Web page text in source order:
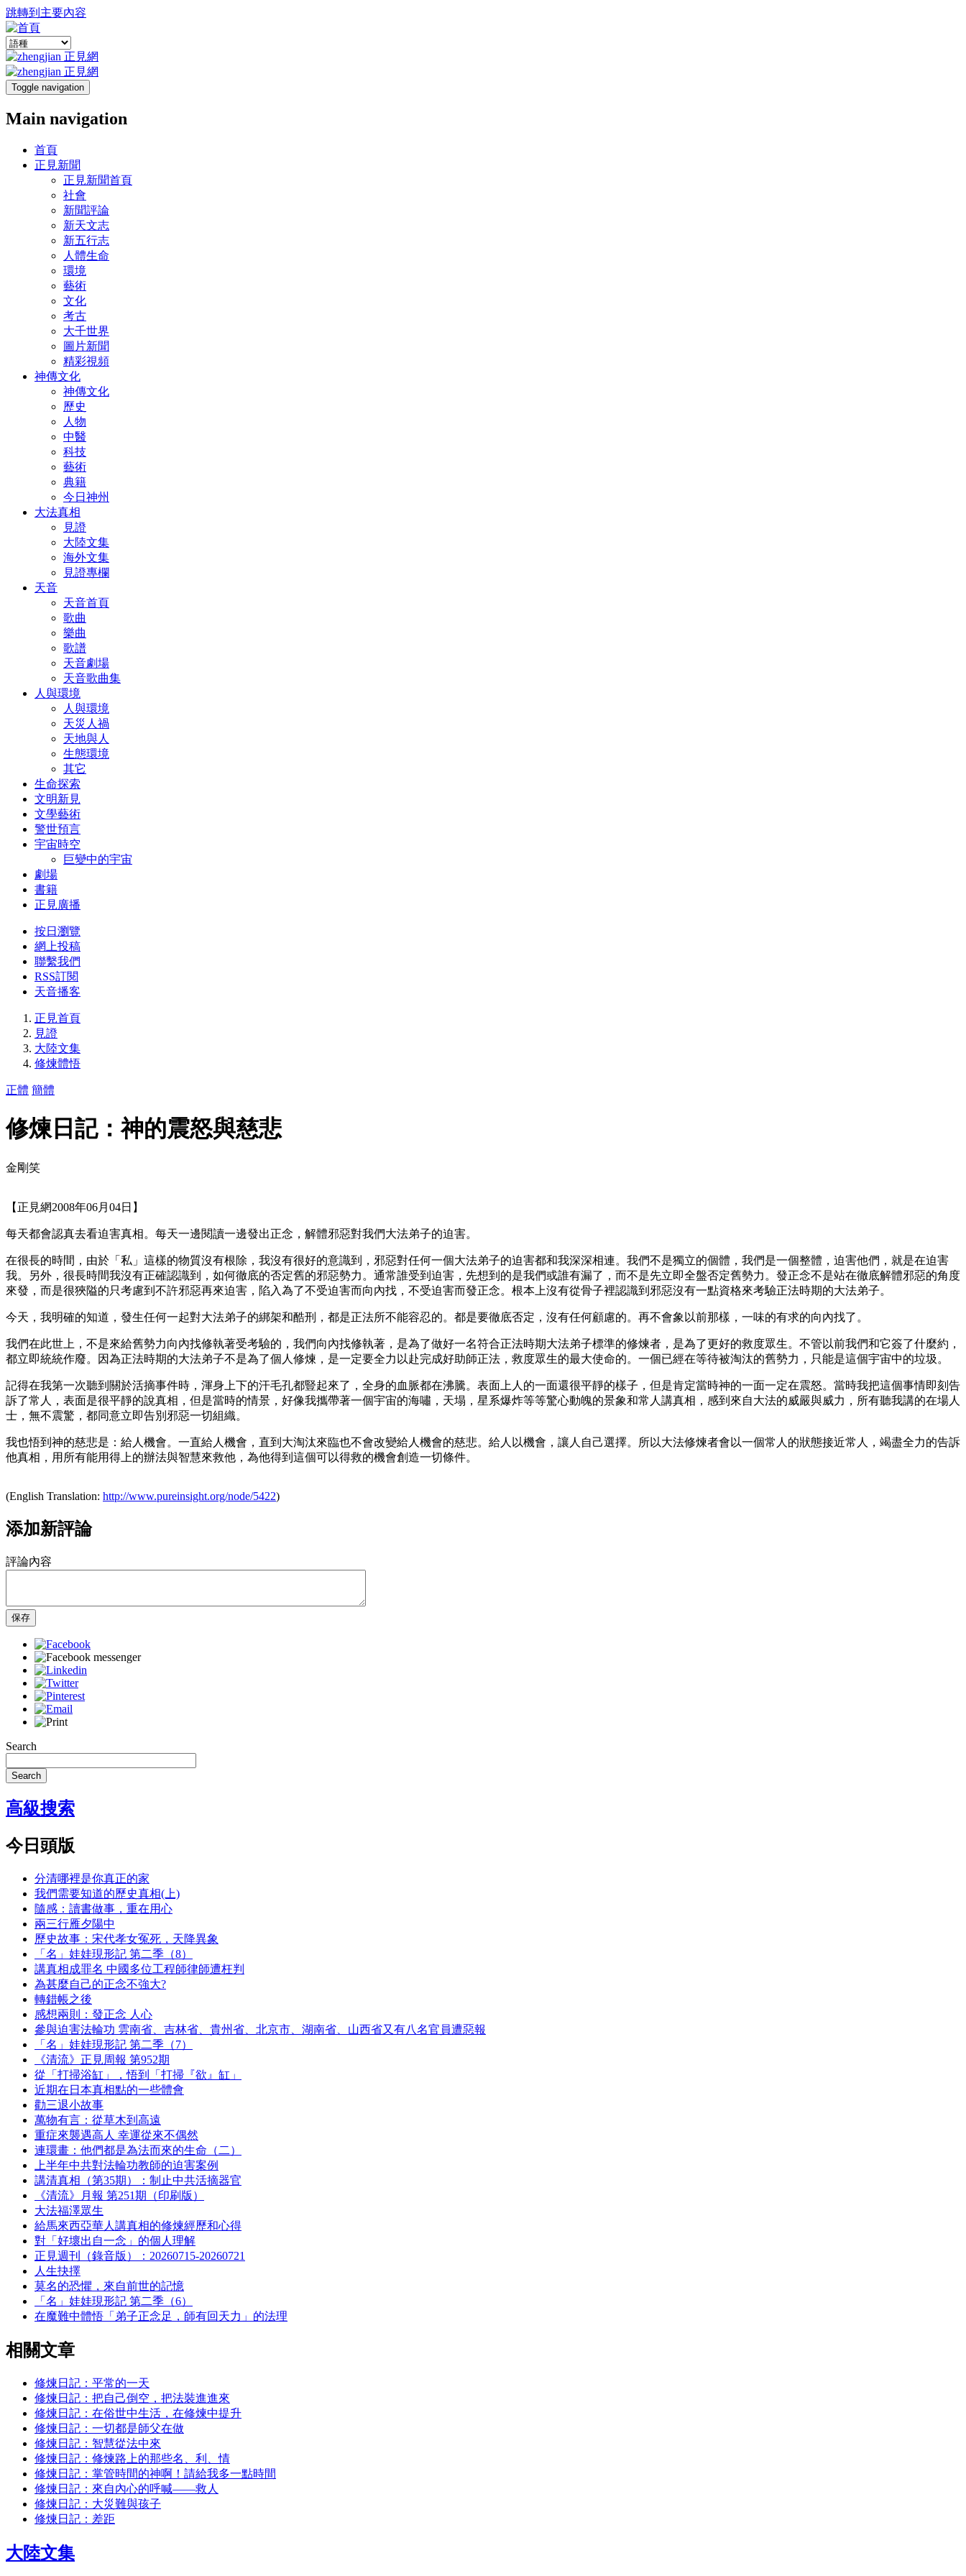
跳轉到主要內容
Toggle navigation
Main navigation
首頁
正見新聞
正見新聞首頁
社會
新聞評論
新天文志
新五行志
人體生命
環境
藝術
文化
考古
大千世界
圖片新聞
精彩視頻
神傳文化
神傳文化
歷史
人物
中醫
科技
藝術
典籍
今日神州
大法真相
見證
大陸文集
海外文集
見證專欄
天音
天音首頁
歌曲
樂曲
歌譜
天音劇場
天音歌曲集
人與環境
人與環境
天災人禍
天地與人
生態環境
其它
生命探索
文明新見
文學藝術
警世預言
宇宙時空
巨變中的宇宙
劇場
書籍
正見廣播
按日瀏覽
網上投稿
聯繫我們
RSS訂閱
天音播客
正見首頁
見證
大陸文集
修煉體悟
正體 簡體
修煉日記：神的震怒與慈悲
金剛笑
【正見網2008年06月04日】
每天都會認真去看迫害真相。每天一邊閱讀一邊發出正念，解體邪惡對我們大法弟子的迫害。
在很長的時間，由於「私」這樣的物質沒有根除，我沒有很好的意識到，邪惡對任何一個大法弟子的迫害都和我深深相連。我們不是獨立的個體，我們是一個整體，迫害他們，就是在迫害
我。另外，很長時間我沒有正確認識到，如何徹底的否定舊的邪惡勢力。通常誰受到迫害，先想到的是我們或誰有漏了，而不是先立即全盤否定舊勢力。發正念不是站在徹底解體邪惡的角度
來發，而是很狹隘的只考慮到不許邪惡再來迫害，陷入為了不受迫害而向內找，不受迫害而發正念。根本上沒有從骨子裡認識到邪惡沒有一點資格來考驗正法時期的大法弟子。
今天，我明確的知道，發生任何一起對大法弟子的綁架和酷刑，都是正法所不能容忍的。都是要徹底否定，沒有任何顧慮的。再不會象以前那樣，一味的有求的向內找了。
我們在此世上，不是來給舊勢力向內找修執著受考驗的，我們向內找修執著，是為了做好一名符合正法時期大法弟子標準的修煉者，是為了更好的救度眾生。不管以前我們和它簽了什麼約，
都立即統統作廢。因為正法時期的大法弟子不是為了個人修煉，是一定要全力以赴完成好助師正法，救度眾生的最大使命的。一個已經在等待被淘汰的舊勢力，只能是這個宇宙中的垃圾。
記得在我第一次聽到關於活摘事件時，渾身上下的汗毛孔都豎起來了，全身的血脈都在沸騰。表面上人的一面還很平靜的樣子，但是肯定當時神的一面一定在震怒。當時我把這個事情即刻告
訴了常人，表面是很平靜的說真相，但是當時的情景，好像我攜帶著一個宇宙的海嘯，天塌，星系爆炸等等驚心動魄的景象和常人講真相，感到來自大法的威嚴與威力，所有聽我講的在場人
士，無不震驚，都同意立即告別邪惡一切組織。
我也悟到神的慈悲是：給人機會。一直給人機會，直到大淘汰來臨也不會改變給人機會的慈悲。給人以機會，讓人自己選擇。所以大法修煉者會以一個常人的狀態接近常人，竭盡全力的告訴
他真相，用所有能用得上的辦法與智慧來救他，為他得到這個可以得救的機會創造一切條件。
(English Translation: http://www.pureinsight.org/node/5422)
添加新評論
評論內容
保存
Search
Search
高級搜索
今日頭版
分清哪裡是你真正的家
我們需要知道的歷史真相(上)
隨感：讀書做事，重在用心
兩三行雁夕陽中
歷史故事：宋代孝女冤死，天降異象
「名」娃娃現形記 第二季（8）
講真相成罪名 中國多位工程師律師遭枉判
為甚麼自己的正念不強大?
轉錯帳之後
感想兩則：發正念 人心
參與迫害法輪功 雲南省、吉林省、貴州省、北京市、湖南省、山西省又有八名官員遭惡報
「名」娃娃現形記 第二季（7）
《清流》正見周報 第952期
從「打掃浴缸」，悟到「打掃『欲』缸」
近期在日本真相點的一些體會
勸三退小故事
萬物有言：從草木到高遠
重症來襲遇高人 幸運從來不偶然
連環畫：他們都是為法而來的生命（二）
上半年中共對法輪功教師的迫害案例
講清真相（第35期）：制止中共活摘器官
《清流》月報 第251期（印刷版）
大法福澤眾生
給馬來西亞華人講真相的修煉經歷和心得
對「好壞出自一念」的個人理解
正見週刊（錄音版）：20260715-20260721
人生抉擇
莫名的恐懼，來自前世的記憶
「名」娃娃現形記 第二季（6）
在魔難中體悟「弟子正念足，師有回天力」的法理
相關文章
修煉日記：平常的一天
修煉日記：把自己倒空，把法裝進進來
修煉日記：在俗世中生活，在修煉中提升
修煉日記：一切都是師父在做
修煉日記：智慧從法中來
修煉日記：修煉路上的那些名、利、情
修煉日記：掌管時間的神啊！請給我多一點時間
修煉日記：來自內心的呼喊――救人
修煉日記：大災難與孩子
修煉日記：差距
大陸文集